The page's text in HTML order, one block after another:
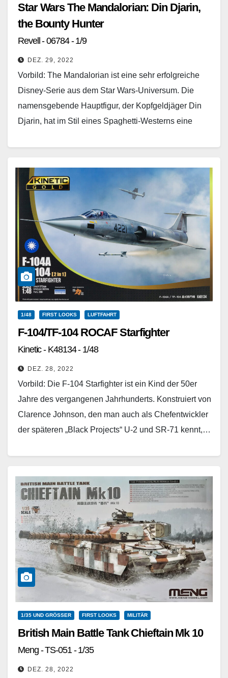
Star Wars The Mandalorian: Din Djarin,
the Bounty Hunter
Revell - 06784 - 1/9
DEZ. 29, 2022
Vorbild: The Mandalorian ist eine sehr erfolgreiche
Disney-Serie aus dem Star Wars-Universum. Die
namensgebende Hauptfigur, der Kopfgeldjäger Din
Djarin, hat im Stil eines Spaghetti-Westerns eine
1/48 FIRST LOOKS LUFTFAHRT
F-104/TF-104 ROCAF Starfighter
Kinetic - K48134 - 1/48
DEZ. 28, 2022
Vorbild: Die F-104 Starfighter ist ein Kind der 50er
Jahre des vergangenen Jahrhunderts. Konstruiert von
Clarence Johnson, den man auch als Chefentwickler
der späteren „Black Projects“ U-2 und SR-71 kennt,…
1/35 UND GRÖSSER FIRST LOOKS MILITÄR
British Main Battle Tank Chieftain Mk 10
Meng - TS-051 - 1/35
DEZ. 28, 2022